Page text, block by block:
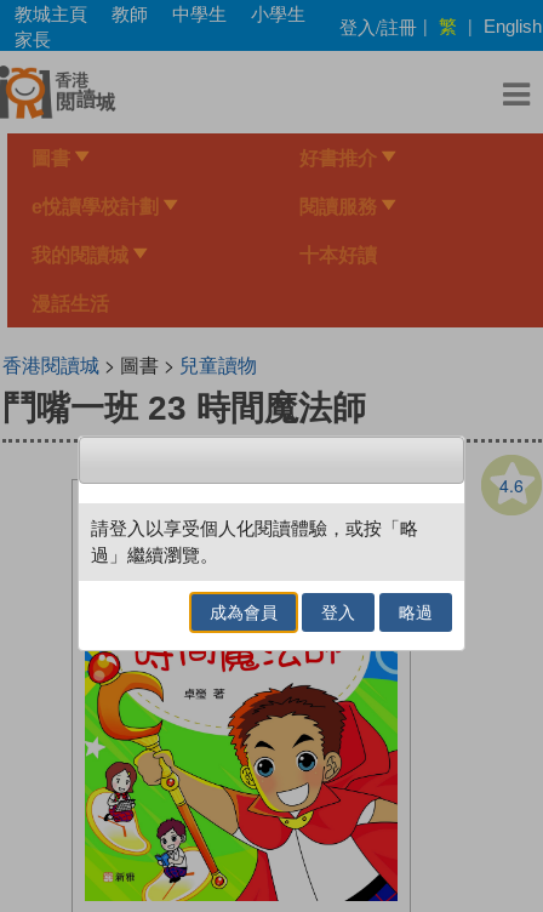
Skip
main
content
教城主頁 教師 中學生
小學生
家長
登入/註冊 | 繁 | English
圖書 好書推介
e悅讀學校計劃 閱讀服務
我的閱讀城 十本好讀
漫話生活
香港閱讀城> 圖書 > 兒童讀物
鬥嘴一班 23 時間魔法師
4.6
請登入以享受個人化閱讀體驗，或按「略
過」繼續瀏覽。
成為會員 登入 略過